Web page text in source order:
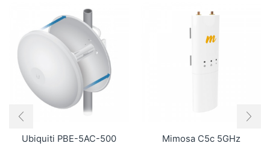
CPU
(Level
ποσότητα
GHz
Backhaul
Radio
ποσότητα
Ubiquiti PBE-5AC-500
Mimosa C5c 5GHz